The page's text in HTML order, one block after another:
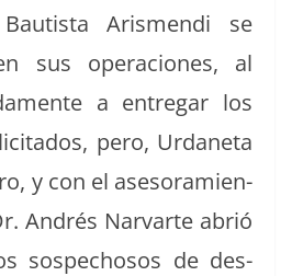
Aris­men­di se
sus opera­ciones, al
a entre­gar los
pero, Urdane­ta
y con el aseso­ramien­
Andrés Nar­varte abrió
sospe­chosos de des­